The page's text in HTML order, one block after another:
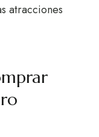
atracciones